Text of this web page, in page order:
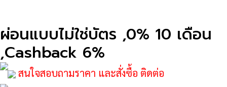
ผ่อนแบบไม่ใช่บัตร ,0% 10 เดือน
,Cashback 6%
สนใจสอบถามราคา และสั่งซื้อ ติดต่อ